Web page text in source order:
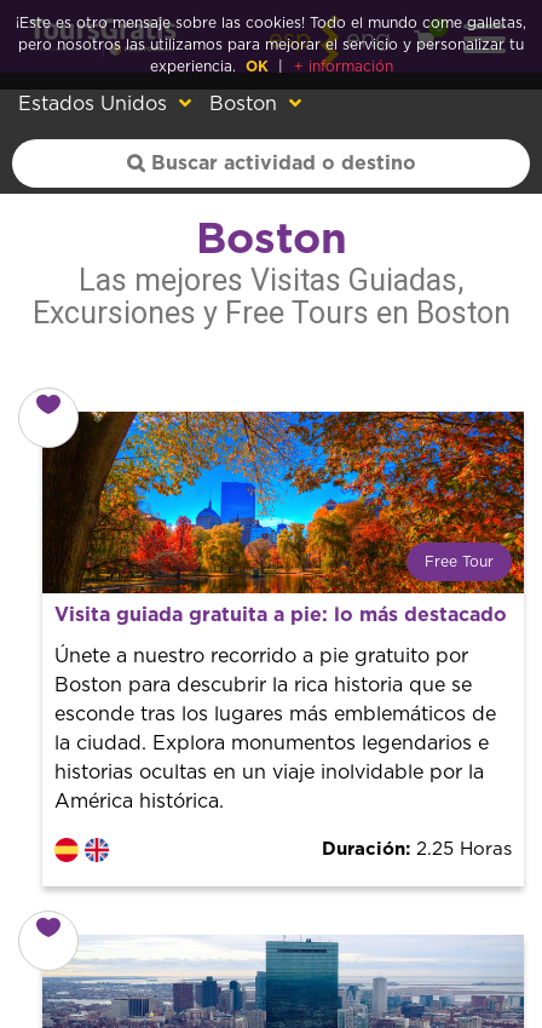
esp eng
0
Estados Unidos Boston
Boston
Las mejores Visitas Guiadas,
Excursiones y Free Tours en Boston
Free Tour
¿Qué es un FREE TOUR?
Tendencia mundial en rutas turísticas. Reserva sin coste
con un guía profesional. ¡El precio es libre! Por lo que al
finalizar la experiencia tú le pones el precio.
Visita guiada gratuita a pie: lo más destacado
Únete a nuestro recorrido a pie gratuito por
Boston para descubrir la rica historia que se
esconde tras los lugares más emblemáticos de
la ciudad. Explora monumentos legendarios e
historias ocultas en un viaje inolvidable por la
América histórica.
Duración: 2.25 Horas
¡Este es otro mensaje sobre las cookies! Todo el mundo come galletas,
pero nosotros las utilizamos para mejorar el servicio y personalizar tu
experiencia.
OK + información